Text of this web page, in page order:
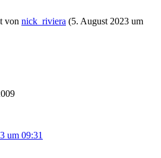
von nick_riviera (5. August 2023 um
um 09:31